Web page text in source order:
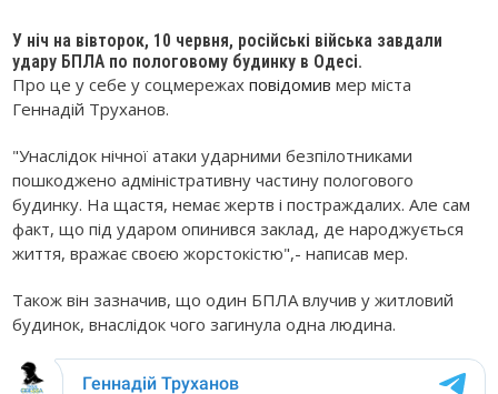
У ніч на вівторок, 10 червня, російські війська завдали
удару БПЛА по пологовому будинку в Одесі.
Про це у себе у соцмережахповідомив мер міста
Геннадій Труханов.
"Унаслідок нічної атаки ударними безпілотниками
пошкоджено адміністративну частину пологового
будинку. На щастя, немає жертв і постраждалих. Але сам
факт, що під ударом опинився заклад, де народжується
життя, вражає своєю жорстокістю",- написав мер.
Також він зазначив, що один БПЛА влучив у житловий
будинок, внаслідок чого загинула одна людина.